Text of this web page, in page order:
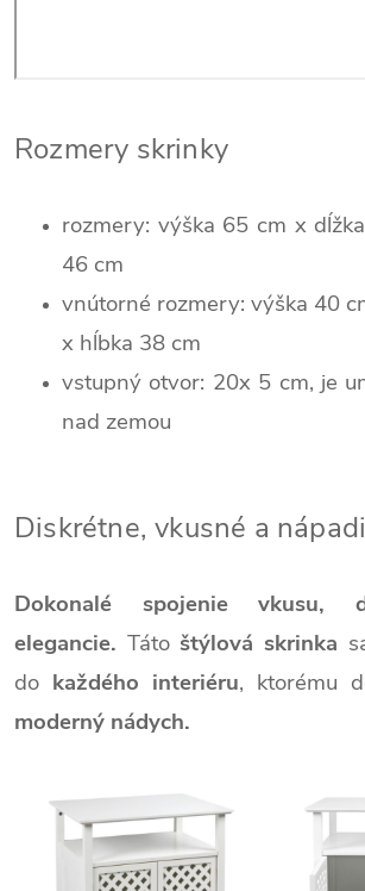
Rozmery skrinky
rozmery: výška 65 cm x
46 cm
vnútorné rozmery: výška 40
x hĺbka 38 cm
vstupný otvor: 20x 5 cm, je
nad zemou
Diskrétne, vkusné a
Dokonalé spojenie vkusu,
elegancie. Tátoštýlová skrinka
do každého interiéru, ktorému
moderný nádych.